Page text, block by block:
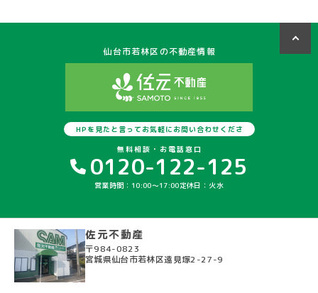
仙台市若林区の不動産情報
HPを見たと言ってお気軽にお問い合わせくださ
い
無料相談・お電話窓口
0120-122-125
営業時間：10:00〜17:00定休日：火水
佐元不動産
〒984-0823
宮城県仙台市若林区遠見塚2-27-9